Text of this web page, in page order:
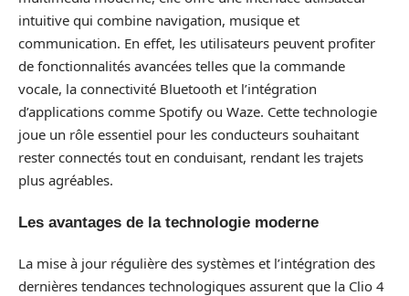
intuitive qui combine navigation, musique et
communication. En effet, les utilisateurs peuvent profiter
de fonctionnalités avancées telles que la commande
vocale, la connectivité Bluetooth et l’intégration
d’applications comme Spotify ou Waze. Cette technologie
joue un rôle essentiel pour les conducteurs souhaitant
rester connectés tout en conduisant, rendant les trajets
plus agréables.
Les avantages de la technologie moderne
La mise à jour régulière des systèmes et l’intégration des
dernières tendances technologiques assurent que la Clio 4